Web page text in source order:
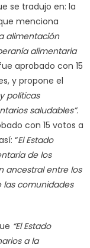
se tradujo en: la
menciona
alimentación
alimentaria
aprobado con 15
y propone el
políticas
saludables”.
con 15 votos a
“El Estado
de los
ancestral entre los
las comunidades
“El Estado
a la